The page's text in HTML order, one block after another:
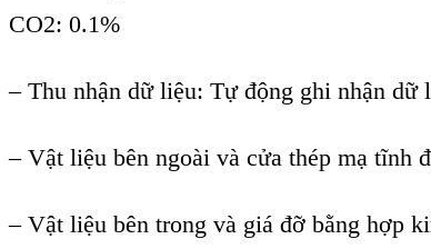
CO2: 0.1%
– Thu nhận dữ liệu: Tự động ghi nhận
– Vật liệu bên ngoài và cửa thép mạ tĩnh
– Vật liệu bên trong và giá đỡ bằng hợp